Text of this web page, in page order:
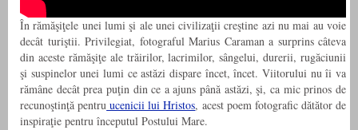
În rămăşiţele unei lumi şi ale unei civilizaţii creştine azi nu mai au voie
decât turiştii. Privilegiat, fotograful Marius Caraman a surprins câteva
din aceste rămăşiţe ale trăirilor, lacrimilor, sângelui, durerii, rugăciunii
şi suspinelor unei lumi ce astăzi dispare încet, încet. Viitorului nu îi va
rămâne decât prea puţin din ce a ajuns până astăzi, şi, ca mic prinos de
recunoştinţă pentru ucenicii lui Hristos, acest poem fotografic dătător de
inspiraţie pentru începutul Postului Mare.